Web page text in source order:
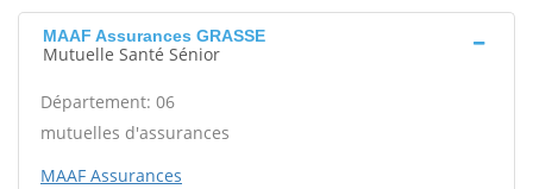
MAAF Assurances GRASSE
Mutuelle Santé Sénior
Département: 06
mutuelles d'assurances
MAAF Assurances